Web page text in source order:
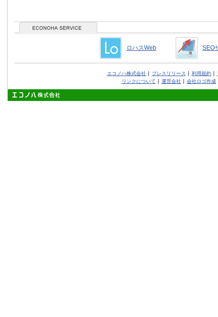
ロハスWeb SEO
エコノハ株式会社 プレスリリース 利用規約
リンクについて
運営会社 会社ロゴ作成